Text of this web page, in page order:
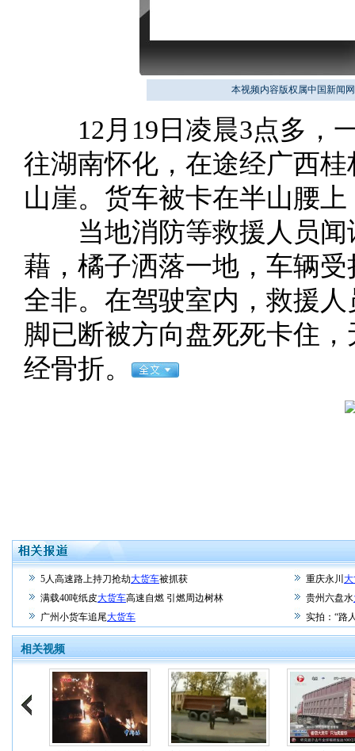
本视频内容版权属中国新闻
12月19日凌晨3点多，
往湖南怀化，在途经广西
山崖。货车被卡在半山腰
当地消防等救援人员闻
藉，橘子洒落一地，车辆
全非。在驾驶室内，救援
脚已断被方向盘死死卡住
经骨折。
5人高速路上持刀抢劫大货车被抓获 重庆永川
满载40吨纸皮大货车高速自燃 引燃周边树林 贵州六盘水
广州小货车追尾大货车 实拍：“路
相关视频